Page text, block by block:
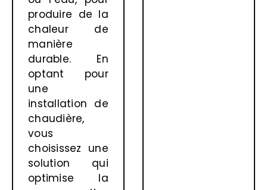
produire de la
chaleur de
manière
durable. En
optant pour
une
installation de
chaudière,
vous
choisissez une
solution qui
optimise la